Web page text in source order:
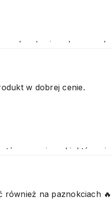
usług i zachęcamy
naszej marki, która
Pozdrawiamy
w dobrej cenie.
również na paznokciach